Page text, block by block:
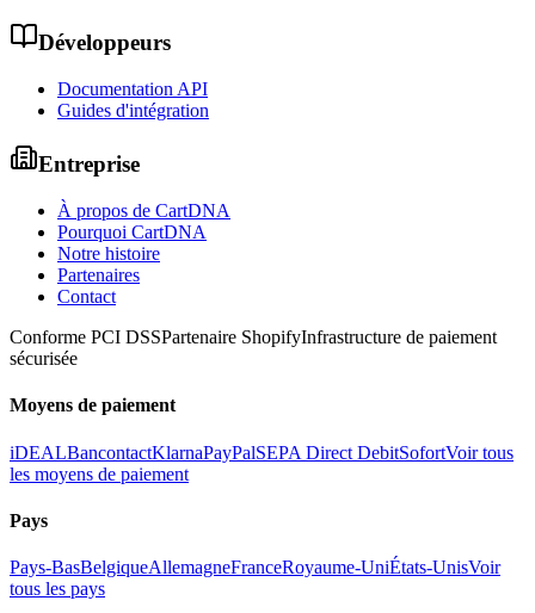
Développeurs
Documentation API
Guides d'intégration
Entreprise
À propos de CartDNA
Pourquoi CartDNA
Notre histoire
Partenaires
Contact
Conforme PCI DSSPartenaire ShopifyInfrastructure de paiement
sécurisée
Moyens de paiement
iDEALBancontactKlarnaPayPalSEPA Direct DebitSofortVoir tous
les moyens de paiement
Pays
Pays-BasBelgiqueAllemagneFranceRoyaume-UniÉtats-UnisVoir
tous les pays